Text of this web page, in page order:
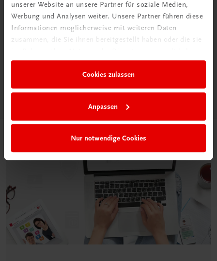
unserer Website an unsere Partner für soziale Medien,
Werbung und Analysen weiter. Unsere Partner führen diese
Informationen möglicherweise mit weiteren Daten
zusammen, die Sie ihnen bereitgestellt haben oder die sie
Cookies zulassen
Anpassen
Nur notwendige Cookies
Neu in der DigiBox
Klassenzimmer“